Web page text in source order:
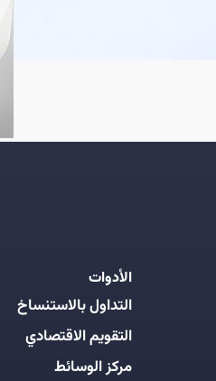
الأدوات
التداول بالاستنساخ
التقويم الاقتصادي
مركز الوسائط